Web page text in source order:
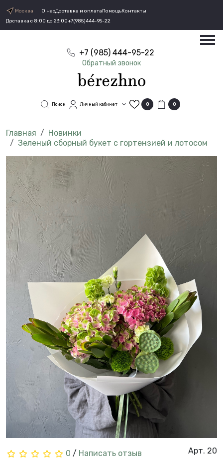
Москва О насДоставка и оплатаПомощьКонтакты
Доставка с 8:00 до 23:00+7(985)444-95-22
+7 (985) 444-95-22
Обратный звонок
Поиск Личный кабинет 0 0
Новинки
Зеленый сборный букет с гортензией и лотосом
0 / Написать отзыв Арт. 20